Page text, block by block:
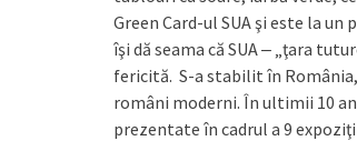
Green Card-ul SUA şi este la
îşi dă seama că SUA ‒ „ţara
fericită. S-a stabilit în
români moderni. În ultimii 10
prezentate în cadrul a 9